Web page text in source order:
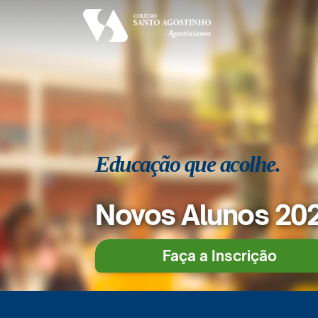
Educação que acolhe.
Novos Alunos
Faça a Inscrição